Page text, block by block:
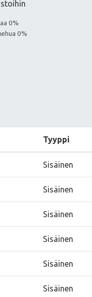
0%
0%
Tyyppi
Sisäinen
Sisäinen
Sisäinen
Sisäinen
Sisäinen
Sisäinen